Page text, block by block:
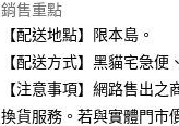
Apple Pay
悠遊付
銷售重點
【配送地點】限本島。
【配送方式】黑貓宅急
【注意事項】網路售出
換貨服務。若與實體門市